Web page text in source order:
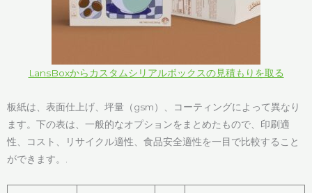
LansBoxからカスタムシリアルボックスの見積もりを取る
板紙は、表面仕上げ、坪量（gsm）、コーティングによって異なり
ます。下の表は、一般的なオプションをまとめたもので、印刷適
性、コスト、リサイクル適性、食品安全適性を一目で比較すること
ができます。.